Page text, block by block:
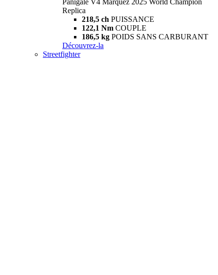
Panigale V4 Márquez 2025 World Champion
Replica
218,5 ch PUISSANCE
122,1 Nm COUPLE
186,5 kg POIDS SANS CARBURANT
Découvrez-la
Streetfighter